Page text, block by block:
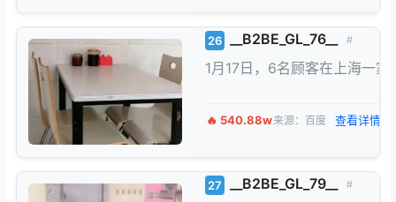
26 __B2BE_GL_76__ #
1月17日，6名顾客在上海一
🔥 540.88w来源：百度 查看详情 →
27 __B2BE_GL_79__ #